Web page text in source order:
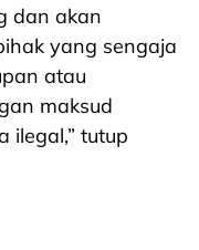
dan akan
yang sengaja
atau
maksud
ilegal,” tutup